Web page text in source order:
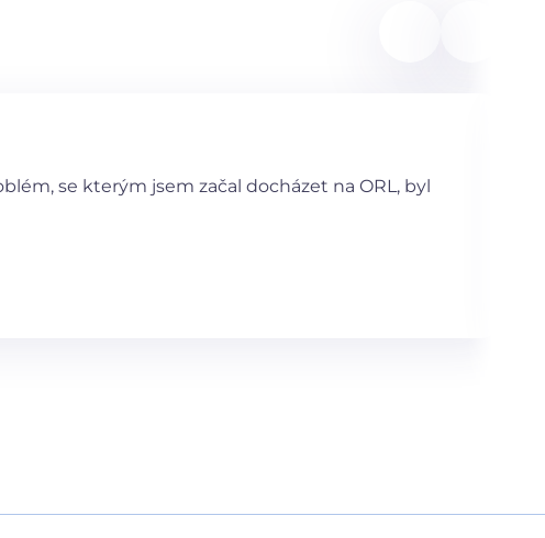
se kterým jsem začal docházet na ORL, byl